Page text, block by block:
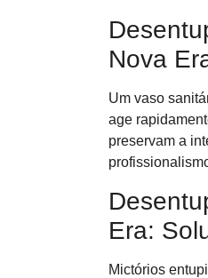
Nova
Um vaso
age
preservam a
Era:
Mictórios